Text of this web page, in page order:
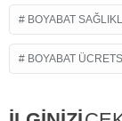
BOYABAT
BOYABAT